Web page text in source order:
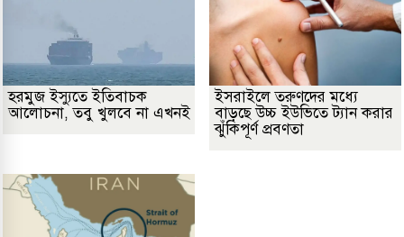
হরমুজ ইস্যুতে ইতিবাচক
আলোচনা, তবু খুলবে না এখনই
ইসরাইলে তরুণদের মধ্যে
বাড়ছে উচ্চ ইউভিতে ট্যান করার
ঝুঁকিপূর্ণ প্রবণতা